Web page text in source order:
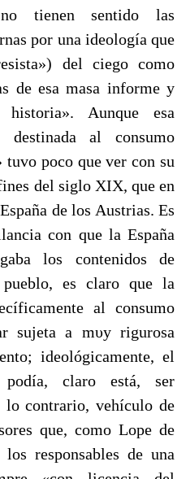
tienen sentido las
por una ideología que
del ciego como
de esa masa informe y
Aunque esa
destinada al consumo
poco que ver con su
del siglo XIX, que en
de los Austrias. Es
con que la España
los contenidos de
es claro que la
al consumo
sujeta a mυy rigurosa
ideológicamente, el
claro está, ser
contrario, vehículo de
que, como Lope de
responsables de una